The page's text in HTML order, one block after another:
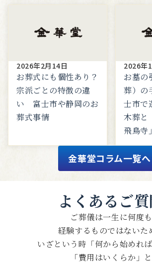
2026年2月14日
お葬式にも個性あり？
宗派ごとの特徴の違
い 富士市や静岡のお
葬式事情
2026年
お墓の
葬）の
士市で
木葬と
飛鳥寺」
金華堂コラム一覧へ
よくあるご
ご葬儀は一生に何度も
経験するものではないた
いざという時「何から始めれば
「費用はいくらか」と